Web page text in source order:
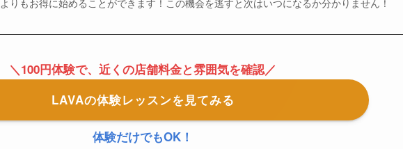
よりもお得に始めることができます！この機会を逃すと次はいつになるか分かりません！
＼100円体験で、近くの店舗料金と雰囲気を確認／
LAVAの体験レッスンを見てみる
体験だけでもOK！